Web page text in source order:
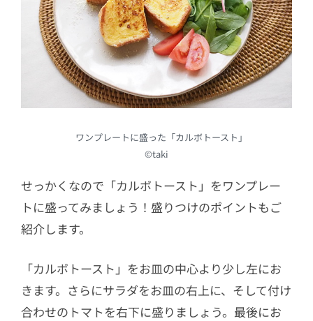
ワンプレートに盛った「カルボトースト」
©︎taki
せっかくなので「カルボトースト」をワンプレー
トに盛ってみましょう！盛りつけのポイントもご
紹介します。
「カルボトースト」をお皿の中心より少し左にお
きます。さらにサラダをお皿の右上に、そして付け
合わせのトマトを右下に盛りましょう。最後にお